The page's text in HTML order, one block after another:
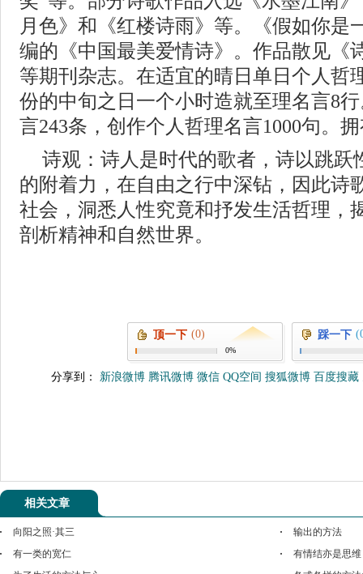
月色》和《红楼诗雨》等。《假如你是
编的《中国最美爱情诗》。作品散见《
等期刊杂志。在适宜的晴日单日个人哲
份的中旬之日一个小时造就至理名言8
言243条，创作个人哲理名言1000句。
诗观：诗人是时代的歌者，诗以跳跃
的附着力，在自由之行中深钻，因此诗
社会，洞悉人性究竟和抒发生活哲理，
剖析精神和自然世界。
顶一下 (0)
0%
踩一下
分享到： 新浪微博 腾讯微博 微信 QQ空间 搜狐微博 百度搜藏
相关文章
向阳之照·其三
输出的方法
有一类的宽仁
有情结亦是思维